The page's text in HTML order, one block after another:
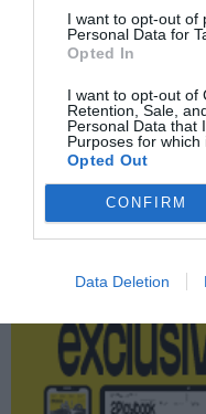
I want to opt-out of
Personal Data for
Opted In
I want to opt-out of
Retention, Sale,
Personal Data that
Purposes for which
Opted Out
CONFIRM
Data Deletion
F45 Training
Publicidad
2Playbook Club2P